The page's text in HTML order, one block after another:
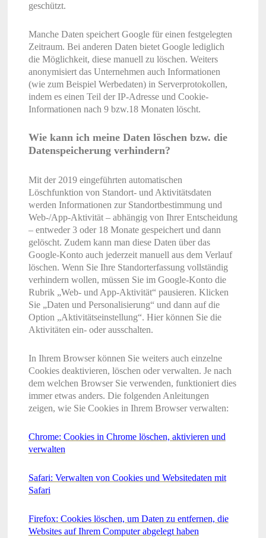
geschützt.
Manche Daten speichert Google für einen festgelegten
Zeitraum. Bei anderen Daten bietet Google lediglich
die Möglichkeit, diese manuell zu löschen. Weiters
anonymisiert das Unternehmen auch Informationen
(wie zum Beispiel Werbedaten) in Serverprotokollen,
indem es einen Teil der IP-Adresse und Cookie-
Informationen nach 9 bzw.18 Monaten löscht.
Wie kann ich meine Daten löschen bzw. die
Datenspeicherung verhindern?
Mit der 2019 eingeführten automatischen
Löschfunktion von Standort- und Aktivitätsdaten
werden Informationen zur Standortbestimmung und
Web-/App-Aktivität – abhängig von Ihrer Entscheidung
– entweder 3 oder 18 Monate gespeichert und dann
gelöscht. Zudem kann man diese Daten über das
Google-Konto auch jederzeit manuell aus dem Verlauf
löschen. Wenn Sie Ihre Standorterfassung vollständig
verhindern wollen, müssen Sie im Google-Konto die
Rubrik „Web- und App-Aktivität“ pausieren. Klicken
Sie „Daten und Personalisierung“ und dann auf die
Option „Aktivitätseinstellung“. Hier können Sie die
Aktivitäten ein- oder ausschalten.
In Ihrem Browser können Sie weiters auch einzelne
Cookies deaktivieren, löschen oder verwalten. Je nach
dem welchen Browser Sie verwenden, funktioniert dies
immer etwas anders. Die folgenden Anleitungen
zeigen, wie Sie Cookies in Ihrem Browser verwalten:
Chrome: Cookies in Chrome löschen, aktivieren und
verwalten
Safari: Verwalten von Cookies und Websitedaten mit
Safari
Firefox: Cookies löschen, um Daten zu entfernen, die
Websites auf Ihrem Computer abgelegt haben